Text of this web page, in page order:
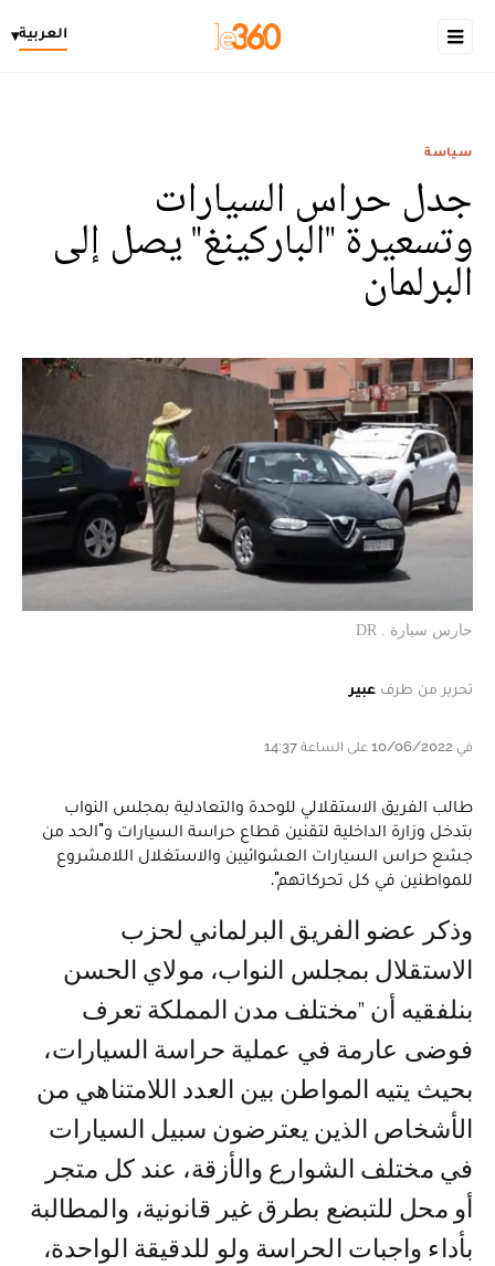
العربية▾
سياسة
جدل حراس السيارات
وتسعيرة "الباركينغ" يصل إلى
البرلمان
حارس سيارة . DR
تحرير من طرف عبير
في 10/06/2022 على الساعة 14:37
طالب الفريق الاستقلالي للوحدة والتعادلية بمجلس النواب
بتدخل وزارة الداخلية لتقنين قطاع حراسة السيارات و"الحد من
جشع حراس السيارات العشوائيين والاستغلال اللامشروع
للمواطنين في كل تحركاتهم".
وذكر عضو الفريق البرلماني لحزب
الاستقلال بمجلس النواب، مولاي الحسن
بنلفقيه أن "مختلف مدن المملكة تعرف
فوضى عارمة في عملية حراسة السيارات،
بحيث يتيه المواطن بين العدد اللامتناهي من
الأشخاص الذين يعترضون سبيل السيارات
في مختلف الشوارع والأزقة، عند كل متجر
أو محل للتبضع بطرق غير قانونية، والمطالبة
بأداء واجبات الحراسة ولو للدقيقة الواحدة،